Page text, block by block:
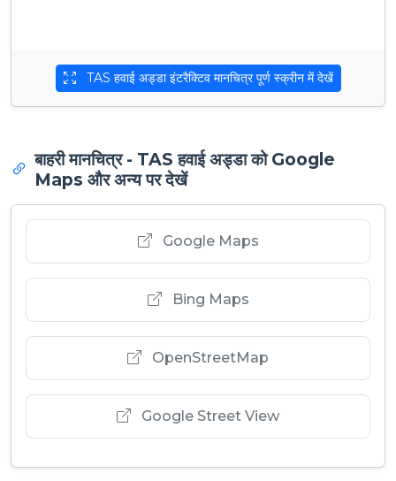
TAS हवाई अड्डा इंटरैक्टिव मानचित्र पूर्ण स्क्रीन में देखें
बाहरी मानचित्र - TAS हवाई अड्डा को Google
Maps और अन्य पर देखें
Google Maps
Bing Maps
OpenStreetMap
Google Street View